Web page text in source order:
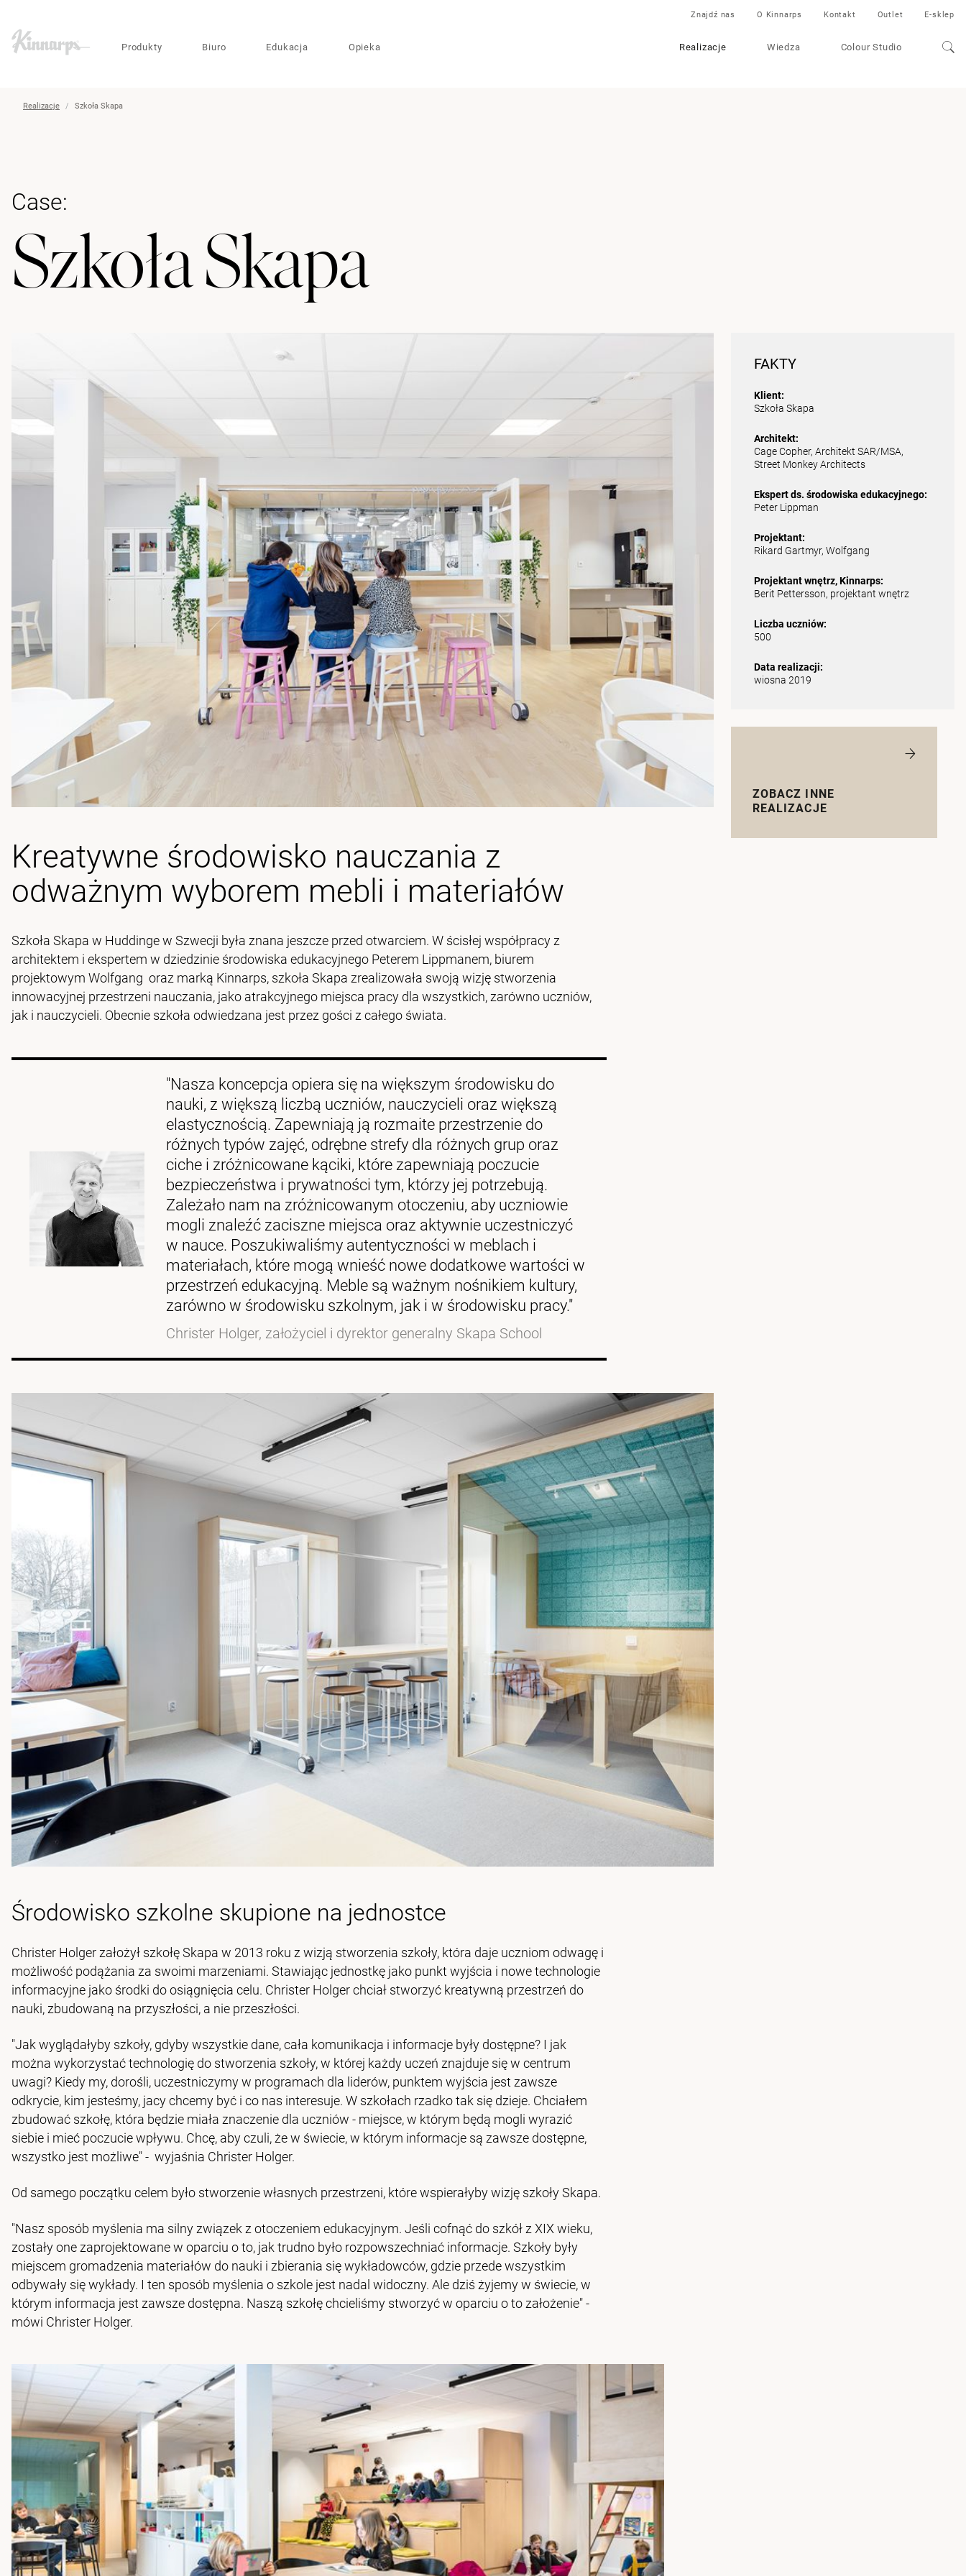
??
Produkty Biuro Edukacja Opieka Realizacje Wiedza Colour Studio
Znajdź nas O Kinnarps Kontakt Outlet E-sklep
Realizacje Szkoła Skapa
Case:
Szkoła Skapa
FAKTY
Klient:
Szkoła Skapa
Architekt:
Cage Copher, Architekt SAR/MSA,
Street Monkey Architects
Ekspert ds. środowiska edukacyjnego:
Peter Lippman
Projektant:
Rikard Gartmyr, Wolfgang
Projektant wnętrz, Kinnarps:
Berit Pettersson, projektant wnętrz
Liczba uczniów:
500
Data realizacji:
wiosna 2019
ZOBACZ INNE
REALIZACJE
Kreatywne środowisko nauczania z
odważnym wyborem mebli i materiałów
Szkoła Skapa w Huddinge w Szwecji była znana jeszcze przed otwarciem. W ścisłej współpracy z
architektem i ekspertem w dziedzinie środowiska edukacyjnego Peterem Lippmanem, biurem
projektowym Wolfgang oraz marką Kinnarps, szkoła Skapa zrealizowała swoją wizję stworzenia
innowacyjnej przestrzeni nauczania, jako atrakcyjnego miejsca pracy dla wszystkich, zarówno uczniów,
jak i nauczycieli. Obecnie szkoła odwiedzana jest przez gości z całego świata.
"Nasza koncepcja opiera się na większym środowisku do
nauki, z większą liczbą uczniów, nauczycieli oraz większą
elastycznością. Zapewniają ją rozmaite przestrzenie do
różnych typów zajęć, odrębne strefy dla różnych grup oraz
ciche i zróżnicowane kąciki, które zapewniają poczucie
bezpieczeństwa i prywatności tym, którzy jej potrzebują.
Zależało nam na zróżnicowanym otoczeniu, aby uczniowie
mogli znaleźć zaciszne miejsca oraz aktywnie uczestniczyć
w nauce. Poszukiwaliśmy autentyczności w meblach i
materiałach, które mogą wnieść nowe dodatkowe wartości w
przestrzeń edukacyjną. Meble są ważnym nośnikiem kultury,
zarówno w środowisku szkolnym, jak i w środowisku pracy."
Christer Holger, założyciel i dyrektor generalny Skapa School
Środowisko szkolne skupione na jednostce
Christer Holger założył szkołę Skapa w 2013 roku z wizją stworzenia szkoły, która daje uczniom odwagę i
możliwość podążania za swoimi marzeniami. Stawiając jednostkę jako punkt wyjścia i nowe technologie
informacyjne jako środki do osiągnięcia celu. Christer Holger chciał stworzyć kreatywną przestrzeń do
nauki, zbudowaną na przyszłości, a nie przeszłości.
"Jak wyglądałyby szkoły, gdyby wszystkie dane, cała komunikacja i informacje były dostępne? I jak
można wykorzystać technologię do stworzenia szkoły, w której każdy uczeń znajduje się w centrum
uwagi? Kiedy my, dorośli, uczestniczymy w programach dla liderów, punktem wyjścia jest zawsze
odkrycie, kim jesteśmy, jacy chcemy być i co nas interesuje. W szkołach rzadko tak się dzieje. Chciałem
zbudować szkołę, która będzie miała znaczenie dla uczniów - miejsce, w którym będą mogli wyrazić
siebie i mieć poczucie wpływu. Chcę, aby czuli, że w świecie, w którym informacje są zawsze dostępne,
wszystko jest możliwe" - wyjaśnia Christer Holger.
Od samego początku celem było stworzenie własnych przestrzeni, które wspierałyby wizję szkoły Skapa.
"Nasz sposób myślenia ma silny związek z otoczeniem edukacyjnym. Jeśli cofnąć do szkół z XIX wieku,
zostały one zaprojektowane w oparciu o to, jak trudno było rozpowszechniać informacje. Szkoły były
miejscem gromadzenia materiałów do nauki i zbierania się wykładowców, gdzie przede wszystkim
odbywały się wykłady. I ten sposób myślenia o szkole jest nadal widoczny. Ale dziś żyjemy w świecie, w
którym informacja jest zawsze dostępna. Naszą szkołę chcieliśmy stworzyć w oparciu o to założenie" -
mówi Christer Holger.